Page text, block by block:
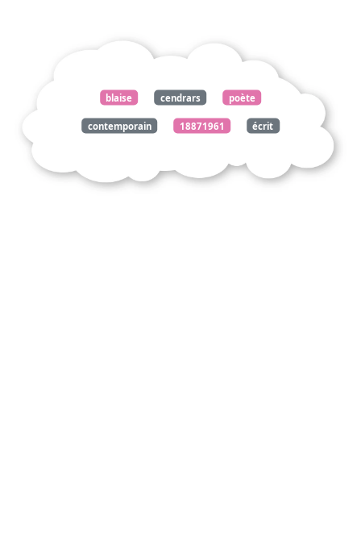
blaise cendrars poète
contemporain 18871961 écrit
contemporaine affirmation